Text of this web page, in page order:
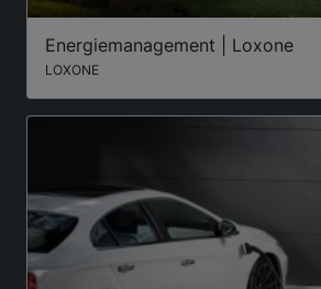
Energiemanagement | Loxone
LOXONE